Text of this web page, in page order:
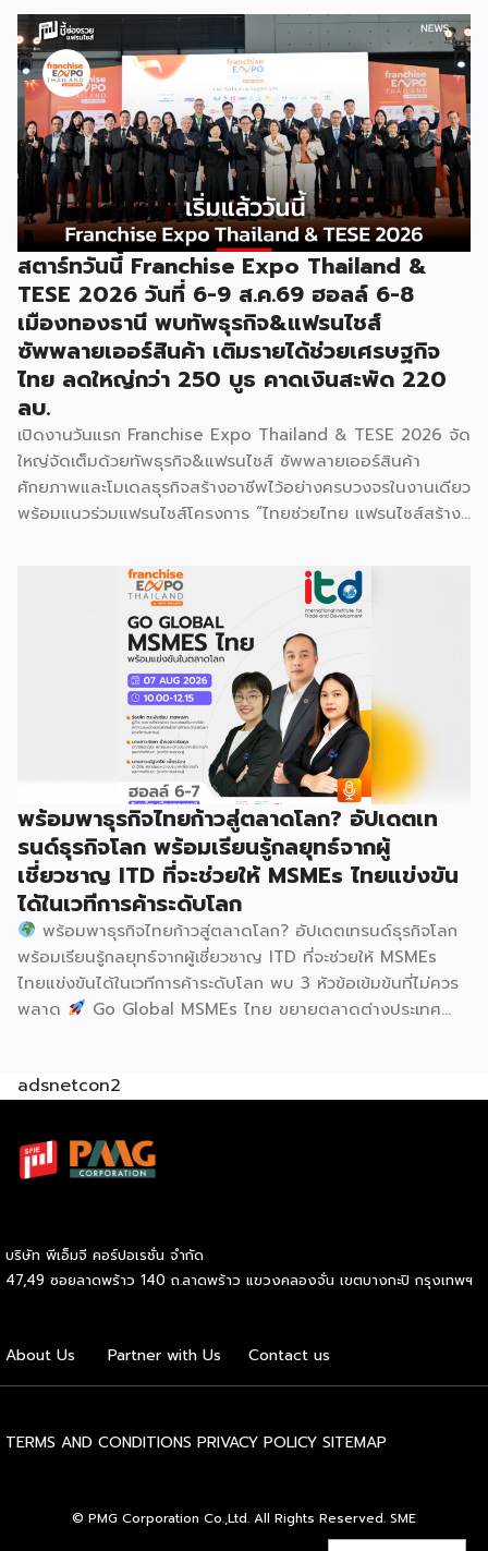
2026 ให้แก่ผู้ประกอบธุรกิจแฟรนไชส์ที่อยู่ในการส่งเสริมสนับสนุน
ของกรมฯ นายพูนพงษ์ นัยนาภากรณ์ อธิบดีกรมพัฒนาธุรกิจ
การค้า กระทรวงพาณิชย์ เปิดเผยภายหลังเป็นประธานเปิดงาน
“งานแฟรนไชส์ เอ็กซ์โป ไทยแลนด์ บาย สมาร์ท เอสเอ็มอี เอ็กซ์
โป (Franchise Expo Thailand by Smart SME Expo)” ซึ่ง
เป็นงานแสดงธุรกิจแฟรนไชส์ชั้นนำที่จัดขึ้นโดย บริษัท พีเอ็มจี
คอร์ปอเรชัน จำกัด เพื่อยกระดับศักยภาพของผู้ประกอบการและ
เจ้าของธุรกิจที่ต้องการขยายกิจการผ่านระบบแฟรนไชส์ […]
สตาร์ทวันนี้ Franchise Expo Thailand &
TESE 2026 วันที่ 6-9 ส.ค.69 ฮอลล์ 6-8
เมืองทองธานี พบทัพธุรกิจ&แฟรนไชส์
ซัพพลายเออร์สินค้า เติมรายได้ช่วยเศรษฐกิจ
ไทย ลดใหญ่กว่า 250 บูธ คาดเงินสะพัด 220
ลบ.
เปิดงานวันแรก Franchise Expo Thailand & TESE 2026 จัด
ใหญ่จัดเต็มด้วยทัพธุรกิจ&แฟรนไชส์ ซัพพลายเออร์สินค้า
ศักยภาพและโมเดลธุรกิจสร้างอาชีพไว้อย่างครบวงจรในงานเดียว
พร้อมแนวร่วมแฟรนไชส์โครงการ “ไทยช่วยไทย แฟรนไชส์สร้าง
รวมกว่า 250 บูธ บนพื้นที่ 15,000 ตารางเมตร หวังเป็นทาง
เลือกสร้างรายได้เพิ่มและพยุงเศรษฐกิจไทยให้ฟื้นตัว เสิร์ฟครบ
จบในงานด้วยสินเชื่อ และทำเลทองทั่วประเทศ พร้อมเสวนาให้
ความรู้โดยผู้ทรงคุณวุฒิคับคั่ง และกิจกรรมเจรจาจับคู่ธุรกิจทั้งใน
และต่างประเทศ งานจัดต่อเนื่องระหว่างวันที่ 6-9 สิงหาคมนี้ ที่
ฮอลล์ 6-8 อิมแพ็คเมืองทองธานี คาดเม็ดเงินสะพัดในงานราว
220 ล้านบาท นายพูนพงษ์ นัยนาภากรณ์ อธิบดีกรมพัฒนา
ธุรกิจการค้า กระทรวงพาณิชย์ กล่าวว่า งาน ” Franchise Expo
Thailand & Thailand E-Commerce Selection Expo
(TESE 2026) เป็นเวทีแสดงธุรกิจแฟรนไชส์และโซลูชั่นส์แบบครบ
วงจร […]
พร้อมพาธุรกิจไทยก้าวสู่ตลาดโลก? อัปเดตเท
รนด์ธุรกิจโลก พร้อมเรียนรู้กลยุทธ์จากผู้
เชี่ยวชาญ ITD ที่จะช่วยให้ MSMEs ไทยแข่งขัน
ได้ในเวทีการค้าระดับโลก
พร้อมพาธุรกิจไทยก้าวสู่ตลาดโลก? อัปเดตเทรนด์ธุรกิจโลก
พร้อมเรียนรู้กลยุทธ์จากผู้เชี่ยวชาญ ITD ที่จะช่วยให้ MSMEs
ไทยแข่งขันได้ในเวทีการค้าระดับโลก พบ 3 หัวข้อเข้มข้นที่ไม่ควร
พลาด
Go Global MSMEs ไทย ขยายตลาดต่างประเทศ
Commerce เปิดตลาดจีน ติดอาวุธ SMEs ไทย สู่ผู้บริโภค
ธุรกิจ ผู้ประกอบการ และผู้ที่กำลังวางแผนขยายตลาด
สิงหาคม 2569 | 10.00 – 12.15 น.
adsnetcon2
บริษัท พีเอ็มจี คอร์ปอเรชั่น จำกัด
47,49 ซอยลาดพร้าว 140 ถ.ลาดพร้าว แขวงคลองจั่น เขตบางกะปิ กรุงเทพฯ
About Us Partner with Us Contact us
TERMS AND CONDITIONS PRIVACY POLICY SITEMAP
© PMG Corporation Co.,Ltd. All Rights Reserved. SME